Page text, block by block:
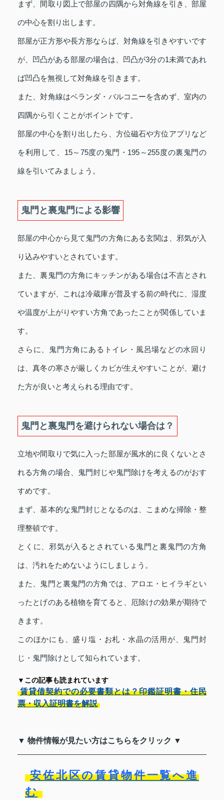
まず、間取り図上で部屋の四隅から対角線を引き、部屋
の中心を割り出します。
部屋が正方形や長方形ならば、対角線を引きやすいです
が、凹凸がある部屋の場合は、凹凸が3分の1未満であれ
ば凹凸を無視して対角線を引きます。
また、対角線はベランダ・バルコニーを含めず、室内の
四隅から引くことがポイントです。
部屋の中心を割り出したら、方位磁石や方位アプリなど
を利用して、15～75度の鬼門・195～255度の裏鬼門の
線を引いてみましょう。
鬼門と裏鬼門による影響
部屋の中心から見て鬼門の方角にある玄関は、邪気が入
り込みやすいとされています。
また、裏鬼門の方角にキッチンがある場合は不吉とされ
ていますが、これは冷蔵庫が普及する前の時代に、湿度
や温度が上がりやすい方角であったことが関係していま
す。
さらに、鬼門方角にあるトイレ・風呂場などの水回り
は、真冬の寒さが厳しくカビが生えやすいことが、避け
た方が良いと考えられる理由です。
鬼門と裏鬼門を避けられない場合は？
立地や間取りで気に入った部屋が風水的に良くないとさ
れる方角の場合、鬼門封じや鬼門除けを考えるのがおす
すめです。
まず、基本的な鬼門封じとなるのは、こまめな掃除・整
理整頓です。
とくに、邪気が入るとされている鬼門と裏鬼門の方角
は、汚れをためないようにしましょう。
また、鬼門と裏鬼門の方角では、アロエ・ヒイラギとい
ったとげのある植物を育てると、厄除けの効果が期待で
きます。
このほかにも、盛り塩・お札・水晶の活用が、鬼門封
じ・鬼門除けとして知られています。
▼この記事も読まれています
賃貸借契約での必要書類とは？印鑑証明書・住民
票・収入証明書を解説
▼ 物件情報が見たい方はこちらをクリック ▼
安佐北区の賃貸物件一覧へ進
む